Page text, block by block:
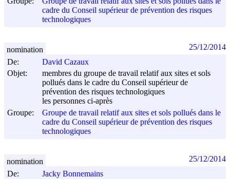
cadre du Conseil supérieur de prévention des risques
technologiques
De:
David Cazaux
Objet:
membres du groupe de travail relatif aux sites et sols
pollués dans le cadre du Conseil supérieur de
prévention des risques technologiques
les personnes ci-après
Groupe:
Groupe de travail relatif aux sites et sols pollués dans le
cadre du Conseil supérieur de prévention des risques
technologiques
nomination 25/12/2014
De:
Jacky Bonnemains
nomination 25/12/2014